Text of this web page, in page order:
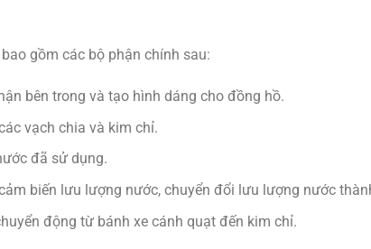
gồm các bộ phận chính sau:
bên trong và tạo hình dáng cho đồng hồ.
vạch chia và kim chỉ.
đã sử dụng.
biến lưu lượng nước, chuyển đổi lưu lượng nước
động từ bánh xe cánh quạt đến kim chỉ.